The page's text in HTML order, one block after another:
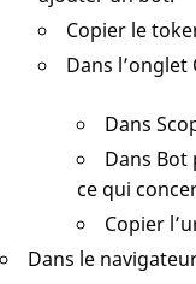
Copier le
Dans l’onglet
Dans
Dans Bot
ce qui
Copier
Dans le